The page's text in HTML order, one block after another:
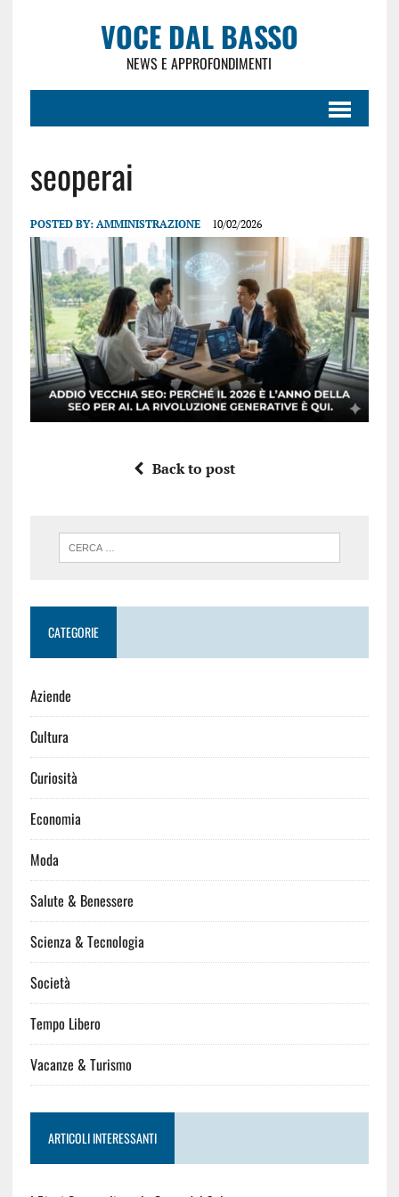
VOCE DAL BASSO
NEWS E APPROFONDIMENTI
seoperai
POSTED BY: AMMINISTRAZIONE 10/02/2026
Back to post
CATEGORIE
Aziende
Cultura
Curiosità
Economia
Moda
Salute & Benessere
Scienza & Tecnologia
Società
Tempo Libero
Vacanze & Turismo
ARTICOLI INTERESSANTI